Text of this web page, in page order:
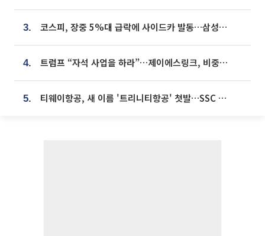
3. 코스피, 장중 5%대 급락에 사이드카 발동…삼성·SK 동반 폭락
4. 트럼프 “자석 사업을 하라”…제이에스링크, 비중국 영구자석 공급망 구축 속도
5. 티웨이항공, 새 이름 '트리니티항공' 첫발…SSC 전략 본격화